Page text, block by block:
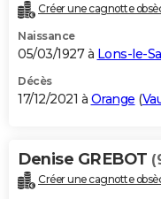
Créer une cagnotte
Naissance
05/03/1927 à Lons-le-
Décès
17/12/2021 à Orange (
Denise GREBOT
Créer une cagnotte